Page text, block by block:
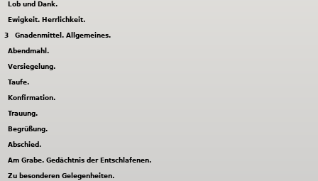
Lob und Dank.
Ewigkeit. Herrlichkeit.
3 Gnadenmittel. Allgemeines.
Abendmahl.
Versiegelung.
Taufe.
Konfirmation.
Trauung.
Begrüßung.
Abschied.
Am Grabe. Gedächtnis der Entschlafenen.
Zu besonderen Gelegenheiten.